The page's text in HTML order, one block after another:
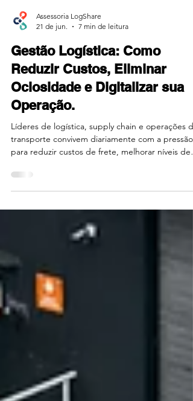
21 de jun.
7 min de leitura
Gestão Logística: Como
Reduzir Custos, Eliminar
Ociosidade e Digitalizar sua
Operação.
Líderes de logística, supply chain e operações de
para reduzir custos de frete, melhorar níveis de
disponível rapidamente, especialmente em
momentos de alta demanda ou urgência, pode
tornar um desafio significativo. A logística
do efeito e colaboração em rede.